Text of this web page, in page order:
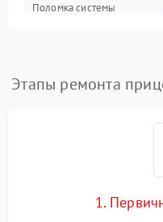
Поломка системы
Этапы ремонта
1.